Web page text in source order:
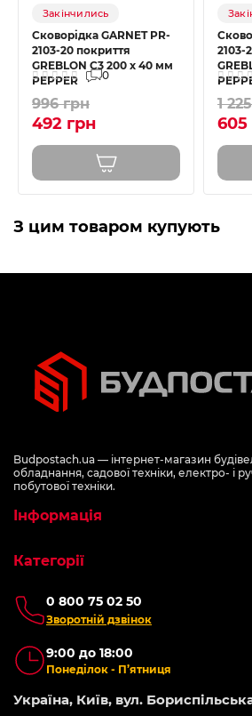
Закінчились
Сковорідка GARNET PR-
2103-20 покриття
GREBLON C3 200 x 40 мм
PEPPER
0
996 грн
492 грн
2103-
1
605
З цим товаром купують
Budpostach.ua — інтернет-магазин
обладнання, садової техніки, електро- і
побутової техніки.
0 800 75 02 50
Зворотній дзвінок
9:00 до 18:00
Понеділок - П’ятниця
Україна, Київ, вул.
Інформація
Категорії